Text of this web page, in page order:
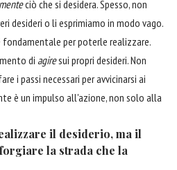
ciò che si desidera. Spesso, non
desideri o li esprimiamo in modo vago.
per poterle realizzare.
di agiresui propri desideri. Non
i passi necessari per avvicinarsi ai
è un impulso all'azione, non solo alla
il desiderio, ma il
la strada che la